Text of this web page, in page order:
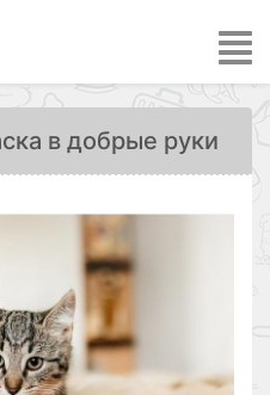
в добрые руки